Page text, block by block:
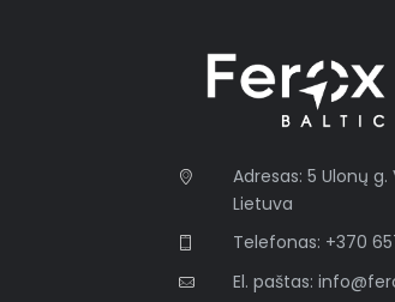
Adresas: 5 Ulonų
Lietuva
Telefonas: +370
El. paštas: